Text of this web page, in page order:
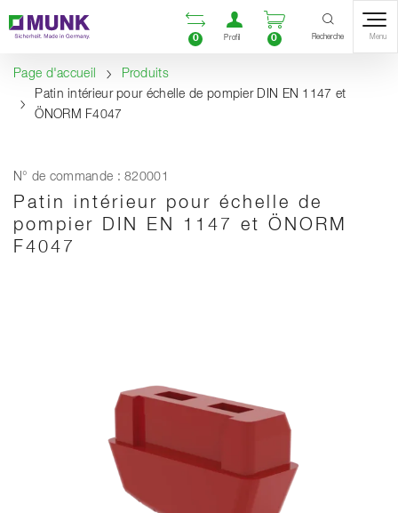
Contenu
Sommaire
Navigation Ouvrir la liste
0
Ouvrir un compte
Profil
Ouvrir le
0 Recherche Menu
Page d'accueil
Produits
Patin intérieur pour échelle de pompier DIN EN 1147 et
ÖNORM F4047
N° de commande : 820001
Patin intérieur pour échelle de
pompier DIN EN 1147 et ÖNORM
F4047